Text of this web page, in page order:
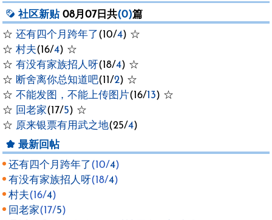
社区新贴08月07日共(0)篇
☆ 还有四个月跨年了 (10/4) ☆
☆ 村夫(16/4) ☆
☆ 有没有家族招人呀(18/4) ☆
☆ 断舍离你总知道吧(11/2) ☆
☆ 不能发图，不能上传图片(16/13) ☆
☆ 回老家(17/5) ☆
☆ 原来银票有用武之地(25/4)
最新回帖
还有四个月跨年了 (10/4)
有没有家族招人呀(18/4)
村夫(16/4)
回老家(17/5)